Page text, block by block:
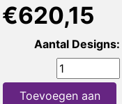
€620,15
Aantal Designs:
Toevoegen aan